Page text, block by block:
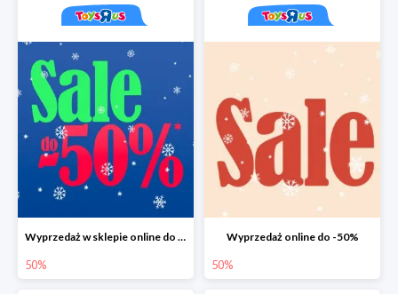
Wyprzedaż w sklepie online do -50%
50%
Wyprzedaż online do -50%
50%